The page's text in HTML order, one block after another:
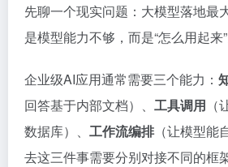
先聊一个现实问题：大模型落地最
是模型能力不够，而是“怎么用起来”
企业级AI应用通常需要三个能力：
回答基于内部文档）、 工具调用
数据库）、 工作流编排（让模型能
去这三件事需要分别对接不同的框